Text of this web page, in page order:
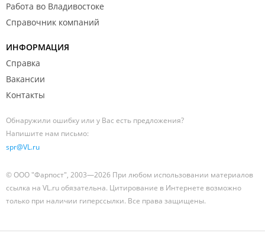
Работа во Владивостоке
Справочник компаний
ИНФОРМАЦИЯ
Справка
Вакансии
Контакты
Обнаружили ошибку или у Вас есть предложения?
Напишите нам письмо:
spr@VL.ru
© ООО "Фарпост", 2003—2026 При любом использовании материалов
ссылка на VL.ru обязательна. Цитирование в Интернете возможно
только при наличии гиперссылки. Все права защищены.